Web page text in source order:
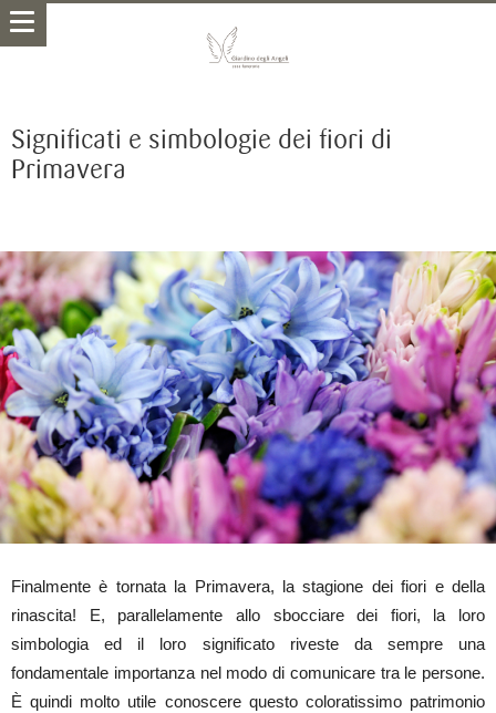
Significati e simbologie dei fiori di
Primavera
Finalmente è tornata la Primavera, la stagione dei fiori e della
rinascita! E, parallelamente allo sbocciare dei fiori, la loro
simbologia ed il loro significato riveste da sempre una
fondamentale importanza nel modo di comunicare tra le persone.
È quindi molto utile conoscere questo coloratissimo patrimonio